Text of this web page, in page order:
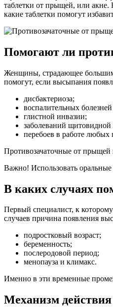
таблетки от прыщей, или акне.
какие таблетки помогут
Помогают ли
Женщины, страдающее большим
помогут, если высыпания
дисбактериоза;
воспалительных
глистной инвазии;
заболеваний щитовидной
перебоев в работе
Противозачаточные от прыщей
Важно! Использовать
В каких случаях
Первый специалист, к
случаев причина появления
подростковый возраст;
беременность;
послеродовой период;
менопауза и климакс.
Именно в эти временные
Механизм